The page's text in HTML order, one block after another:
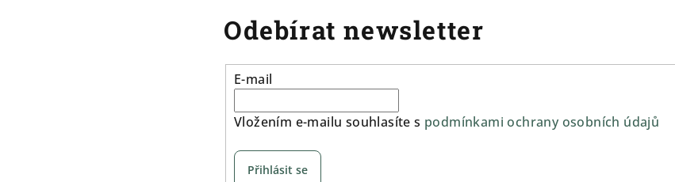
Odebírat newsletter
E-mail
Vložením e-mailu souhlasíte s podmínkami ochrany osobních údajů
Přihlásit se